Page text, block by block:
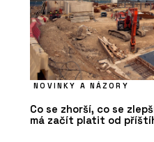
NOVINKY A NÁZORY
Co se zhorší, co se
má začít platit od